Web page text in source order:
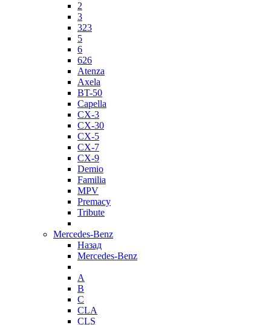
2
3
323
5
6
626
Atenza
Axela
BT-50
Capella
CX-3
CX-30
CX-5
CX-7
CX-9
Demio
Familia
MPV
Premacy
Tribute
Mercedes-Benz
Назад
Mercedes-Benz
A
B
C
CLA
CLS